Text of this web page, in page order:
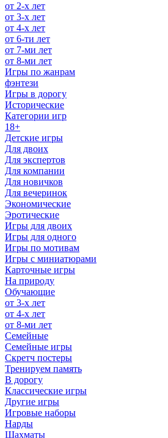
от 2-х лет
от 3-х лет
от 4-х лет
от 6-ти лет
от 7-ми лет
от 8-ми лет
Игры по жанрам
фэнтези
Игры в дорогу
Исторические
Категории игр
18+
Детские игры
Для двоих
Для экспертов
Для компании
Для новичков
Для вечеринок
Экономические
Эротические
Игры для двоих
Игры для одного
Игры по мотивам
Игры с миниатюрами
Карточные игры
На природу
Обучающие
от 3-х лет
от 4-х лет
от 8-ми лет
Семейные
Семейные игры
Скретч постеры
Тренируем память
В дорогу
Классические игры
Другие игры
Игровые наборы
Нарды
Шахматы